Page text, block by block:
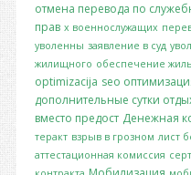
отмена перевода по
прав х военнослужащих
уволенны заявление в суд
жилищного обеспечение
optimizacija seo
дополнительные сутки
вместо предост Денежная
теракт взрыв в грозном лист
аттестационная комиссия